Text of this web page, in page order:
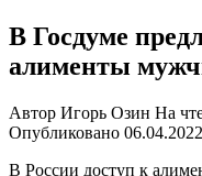
В Госдуме
алименты
Автор Игорь Озин На
Опубликовано 06.04.2022
В России доступ к